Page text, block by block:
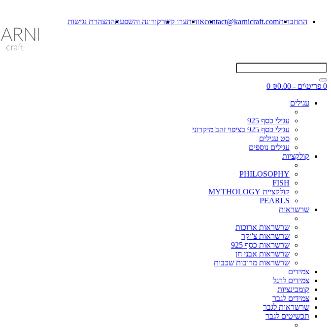
התחברותcontact@karnicraft.comאודותצרו קשרקורונה והשפעתההצהרת נגישות
0 פריט\ים - ₪0.00
0
עגילים
עגילי כסף 925
עגילי כסף 925 בציפוי זהב מיקרוני
סט עגילים
עגילים נוספים
קולקציות
PHILOSOPHY
FISH
קולקציית MYTHOLOGY
PEARLS
שרשראות
שרשראות ארוכות
שרשראות צ'וקר
שרשראות כסף 925
שרשראות אבני חן
שרשראות מרובות שכבות
צמידים
צמידים לרגל
קומבינציות
צמידים לגבר
שרשראות לגבר
תכשיטים לגבר